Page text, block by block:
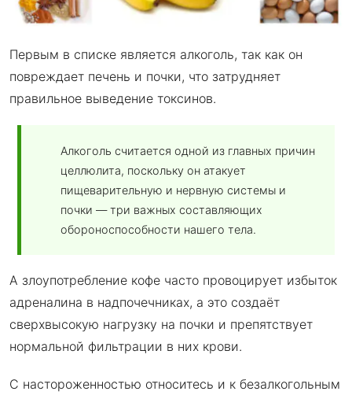
Первым в списке является алкоголь, так как он
повреждает печень и почки, что затрудняет
правильное выведение токсинов.
Алкоголь считается одной из главных причин
целлюлита, поскольку он атакует
пищеварительную и нервную системы и
почки — три важных составляющих
обороноспособности нашего тела.
А злоупотребление кофе часто провоцирует избыток
адреналина в надпочечниках, а это создаёт
сверхвысокую нагрузку на почки и препятствует
нормальной фильтрации в них крови.
С настороженностью относитесь и к безалкогольным